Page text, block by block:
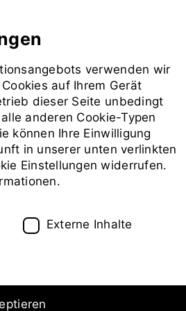
Zur Website der OTH
FAKULTÄT MASCHINENBAU
Doktorand
Herzkrankheit
15.04.2026Dr. Philipp Lulla
Prof. Dr.-
verwenden wir
auf Ihrem Gerät
dieser Seite unbedingt
anderen Cookie-Typen
können Ihre Einwilligung
in unserer unten verlinkten
Einstellungen widerrufen.
Externe Inhalte